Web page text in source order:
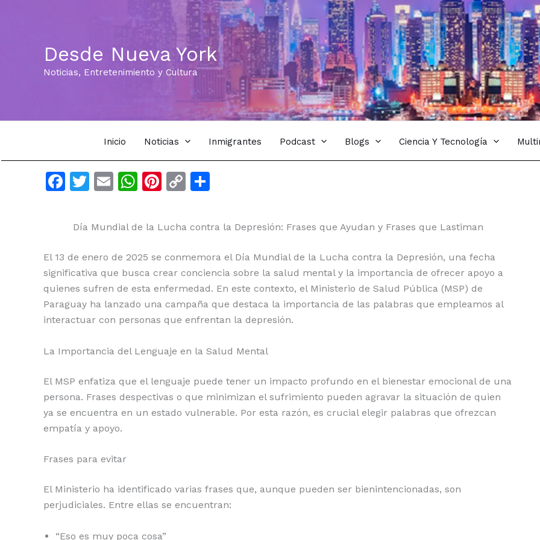
Desde Nueva York
Noticias, Entretenimiento y Cultura
Inicio Noticias Inmigrantes Podcast Blogs Ciencia Y Tecnología
F
c
b
o
o
k
T
itt
E
ai
W
at
A
p
p
Pi
te
st
C
p
Li
n
k
m
ar
ti
r
Día Mundial de la Lucha contra la Depresión: Frases que Ayudan y Frases que Lastiman
El 13 de enero de 2025 se conmemora el Día Mundial de la Lucha contra la Depresión, una fecha
significativa que busca crear conciencia sobre la salud mental y la importancia de ofrecer apoyo a
quienes sufren de esta enfermedad. En este contexto, el Ministerio de Salud Pública (MSP) de
Paraguay ha lanzado una campaña que destaca la importancia de las palabras que empleamos al
interactuar con personas que enfrentan la depresión.
La Importancia del Lenguaje en la Salud Mental
El MSP enfatiza que el lenguaje puede tener un impacto profundo en el bienestar emocional de una
persona. Frases despectivas o que minimizan el sufrimiento pueden agravar la situación de quien
ya se encuentra en un estado vulnerable. Por esta razón, es crucial elegir palabras que ofrezcan
empatía y apoyo.
Frases para evitar
El Ministerio ha identificado varias frases que, aunque pueden ser bienintencionadas, son
perjudiciales. Entre ellas se encuentran:
“Eso es muy poca cosa”